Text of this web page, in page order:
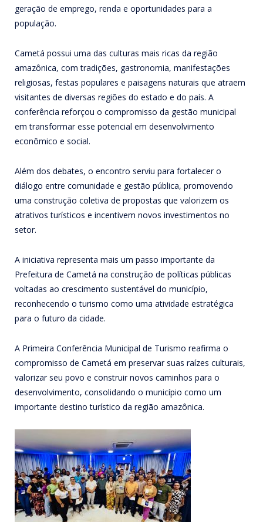
geração de emprego, renda e oportunidades para a
população.
Cametá possui uma das culturas mais ricas da região
amazônica, com tradições, gastronomia, manifestações
religiosas, festas populares e paisagens naturais que atraem
visitantes de diversas regiões do estado e do país. A
conferência reforçou o compromisso da gestão municipal
em transformar esse potencial em desenvolvimento
econômico e social.
Além dos debates, o encontro serviu para fortalecer o
diálogo entre comunidade e gestão pública, promovendo
uma construção coletiva de propostas que valorizem os
atrativos turísticos e incentivem novos investimentos no
setor.
A iniciativa representa mais um passo importante da
Prefeitura de Cametá na construção de políticas públicas
voltadas ao crescimento sustentável do município,
reconhecendo o turismo como uma atividade estratégica
para o futuro da cidade.
A Primeira Conferência Municipal de Turismo reafirma o
compromisso de Cametá em preservar suas raízes culturais,
valorizar seu povo e construir novos caminhos para o
desenvolvimento, consolidando o município como um
importante destino turístico da região amazônica.